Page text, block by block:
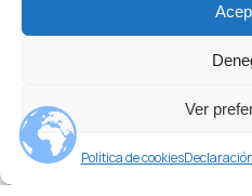
Ver
Política de cookies